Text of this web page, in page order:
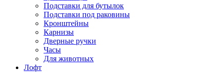
Подставки для бутылок
Подставки под раковины
Кронштейны
Карнизы
Дверные ручки
Часы
Для животных
Лофт